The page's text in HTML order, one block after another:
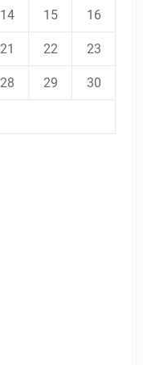
14 15 16
21 22 23
28 29 30